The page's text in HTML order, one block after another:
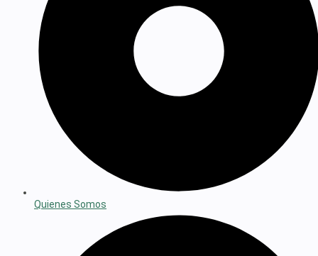
Quienes Somos